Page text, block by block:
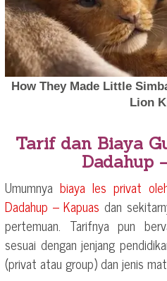
Tarif dan Biaya
Dadahup
Umumnya biaya les privat
Dadahup – Kapuas dan
pertemuan. Tarifnya pun
sesuai dengan jenjang
(privat atau group) dan jenis